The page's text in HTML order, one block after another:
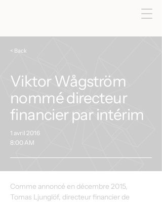
< Back
Viktor Wågström
nommé directeur
financier par intérim
1 avril 2016
8:00 AM
Comme annoncé en décembre 2015,
Tomas Ljunglöf, directeur financier de